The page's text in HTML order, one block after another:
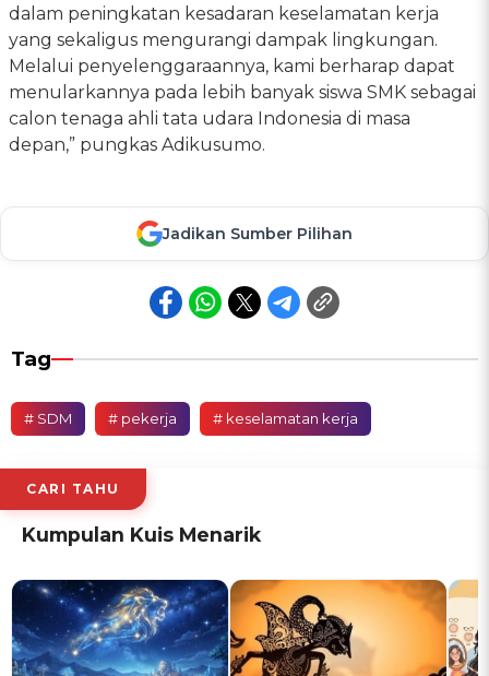
dalam peningkatan kesadaran keselamatan kerja
yang sekaligus mengurangi dampak lingkungan.
Melalui penyelenggaraannya, kami berharap dapat
menularkannya pada lebih banyak siswa SMK sebagai
calon tenaga ahli tata udara Indonesia di masa
depan,” pungkas Adikusumo.
Jadikan Sumber Pilihan
Tag
# SDM # pekerja # keselamatan kerja
CARI TAHU
Kumpulan Kuis Menarik